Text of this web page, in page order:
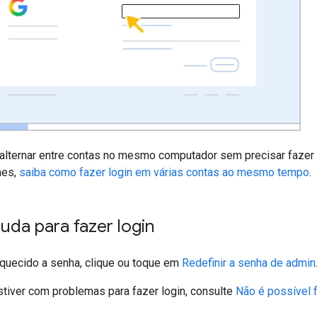
entre contas no mesmo computador sem precisar
saiba como fazer login em várias contas ao mesmo tempo.
para fazer login
a senha, clique ou toque em Redefinir a senha de admin.
com problemas para fazer login, consulte Não é possível